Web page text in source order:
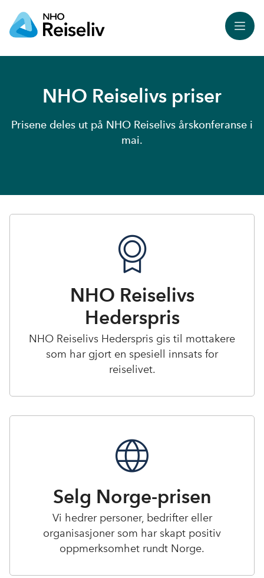
Meny
NHO Reiselivs priser
Prisene deles ut på NHO Reiselivs årskonferanse i
mai.
NHO Reiselivs
Hederspris
NHO Reiselivs Hederspris gis til mottakere
som har gjort en spesiell innsats for
reiselivet.
Selg Norge-prisen
Vi hedrer personer, bedrifter eller
organisasjoner som har skapt positiv
oppmerksomhet rundt Norge.